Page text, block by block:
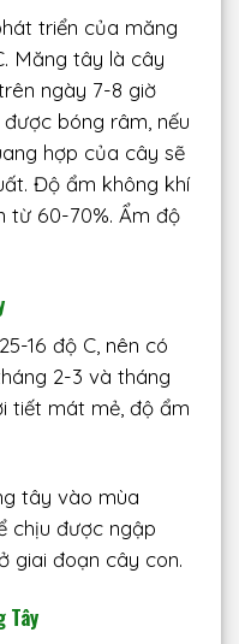
triển của măng
Măng tây là cây
ngày 7-8 giờ
bóng râm, nếu
hợp của cây sẽ
Độ ẩm không khí
từ 60-70%. Ẩm độ
16 độ C, nên có
2-3 và tháng
tiết mát mẻ, độ ẩm
tây vào mùa
chịu được ngập
giai đoạn cây con.
Tây